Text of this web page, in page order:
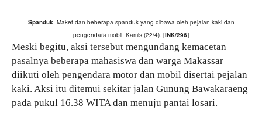
Spanduk. Maket dan beberapa spanduk yang dibawa oleh pejalan kaki dan
pengendara mobil, Kamis (22/4). [INK/296]
Meski begitu, aksi tersebut mengundang kemacetan
pasalnya beberapa mahasiswa dan warga Makassar
diikuti oleh pengendara motor dan mobil disertai pejalan
kaki. Aksi itu ditemui sekitar jalan Gunung Bawakaraeng
pada pukul 16.38 WITA dan menuju pantai losari.